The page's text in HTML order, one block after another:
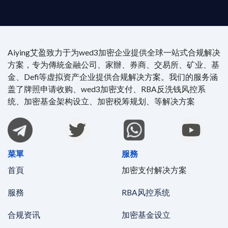
Aiying艾盈致力于为wed3加密企业提供全球一站式合规解决
方案，专为傳統金融公司、家辦、券商、交易所、矿业、基
金、Defi等虚拟资产企业提供合规解决方案。我们的服务涵
盖了牌照申请收购、wed3加密支付、RBA反洗钱风控系
统、加密基金架构设立、加密税筹规划、等解决方案
菜單
首頁
服務
合规资讯
服務
加密支付解决方案
RBA风控系统
加密基金设立